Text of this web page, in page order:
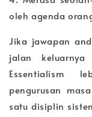
oleh agenda
Jika jawapan
jalan keluarnya
Essentialism
pengurusan
satu disiplin